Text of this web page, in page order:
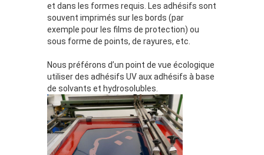
et dans les formes requis. Les adhésifs sont
souvent imprimés sur les bords (par
exemple pour les films de protection) ou
sous forme de points, de rayures, etc.
Nous préférons d’un point de vue écologique
utiliser des adhésifs UV aux adhésifs à base
de solvants et hydrosolubles.